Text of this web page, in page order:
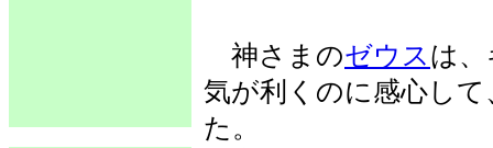
神さまのゼウスは
気が利くのに感心し
た。